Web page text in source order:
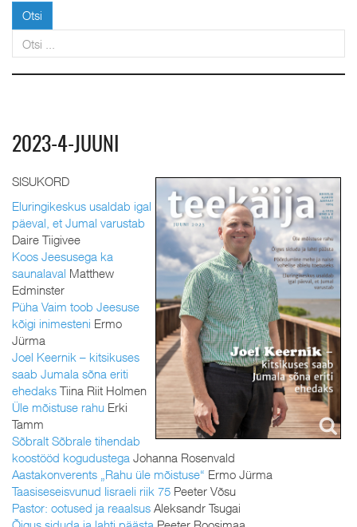
Otsi
2023-4-JUUNI
SISUKORD
Eluringikeskus usaldab igal
päeval, et Jumal varustab
Daire Tiigivee
Koos Jeesusega ka
saunalaval Matthew
Edminster
Püha Vaim toob Jeesuse
kõigi inimesteni Ermo
Jürma
Joel Keernik – kitsikuses
saab Jumala sõna eriti
ehedaks Tiina Riit Holmen
Üle mõistuse rahu Erki
Tamm
Sõbralt Sõbrale tihendab
koostööd kogudustega Johanna Rosenvald
Aastakonverents „Rahu üle mõistuse“ Ermo Jürma
Taasiseseisvunud Iisraeli riik 75 Peeter Võsu
Pastor: ootused ja reaalsus Aleksandr Tsugai